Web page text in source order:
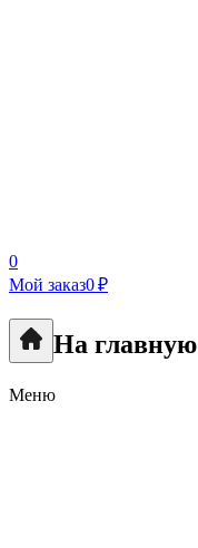
0
Мой заказ0 ₽
На главную
Меню